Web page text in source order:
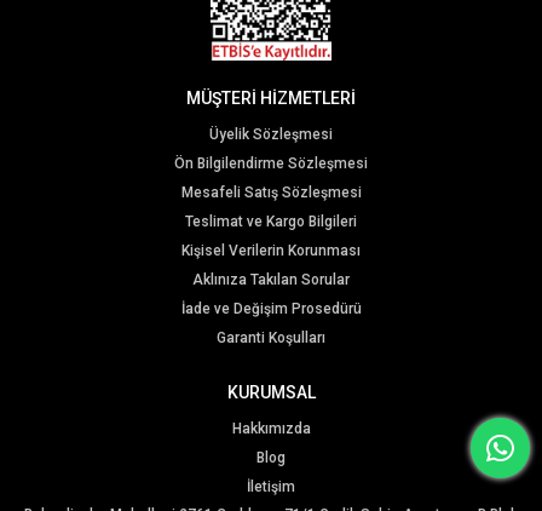
MÜŞTERİ HİZMETLERİ
Üyelik Sözleşmesi
Ön Bilgilendirme Sözleşmesi
Mesafeli Satış Sözleşmesi
Teslimat ve Kargo Bilgileri
Kişisel Verilerin Korunması
Aklınıza Takılan Sorular
İade ve Değişim Prosedürü
Garanti Koşulları
KURUMSAL
Hakkımızda
Blog
İletişim